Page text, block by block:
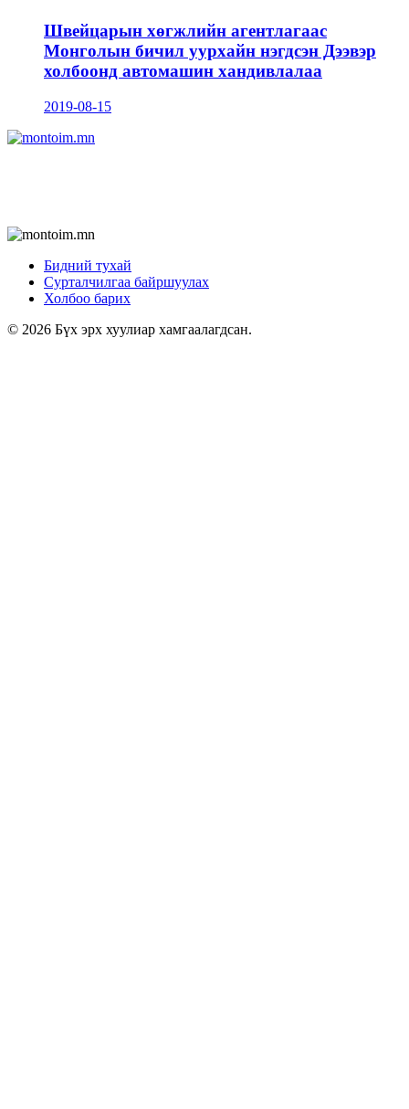
Швейцарын хөгжлийн агентлагаас
Монголын бичил уурхайн нэгдсэн Дээвэр
холбоонд автомашин хандивлалаа
2019-08-15
Бидний тухай
Сурталчилгаа байршуулах
Холбоо барих
© 2026 Бүх эрх хуулиар хамгаалагдсан.